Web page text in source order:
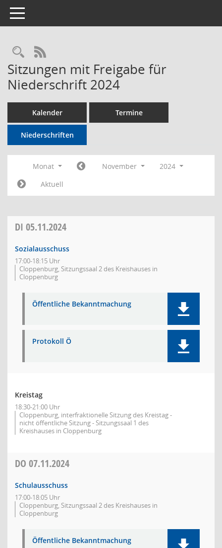
Toggle navigation
Rechercheauswahl
RSS-Feed
Sitzungen mit Freigabe für
Niederschrift 2024
Kalender Termine
Niederschriften
Monat November
2024
Aktuell
DI 05.11.2024
Sozialausschuss
17:00-18:15 Uhr
Cloppenburg, Sitzungssaal 2 des Kreishauses in
Cloppenburg
Öffentliche Bekanntmachung
Protokoll Ö
Kreistag
18:30-21:00 Uhr
Cloppenburg, interfraktionelle Sitzung des Kreistag -
nicht öffentliche Sitzung - Sitzungssaal 1 des
Kreishauses in Cloppenburg
DO 07.11.2024
Schulausschuss
17:00-18:05 Uhr
Cloppenburg, Sitzungssaal 2 des Kreishauses in
Cloppenburg
Öffentliche Bekanntmachung